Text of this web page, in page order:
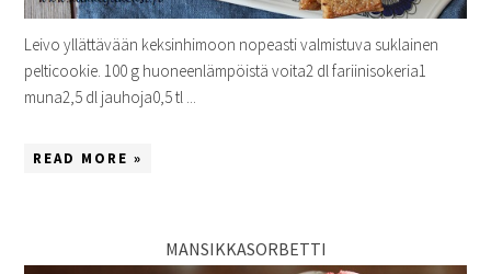
Leivo yllättävään keksinhimoon nopeasti valmistuva suklainen
pelticookie. 100 g huoneenlämpöistä voita2 dl fariinisokeria1
muna2,5 dl jauhoja0,5 tl ...
READ MORE »
MANSIKKASORBETTI